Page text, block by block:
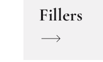
Fillers